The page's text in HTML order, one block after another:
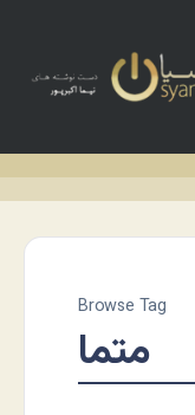
Browse Tag
متما